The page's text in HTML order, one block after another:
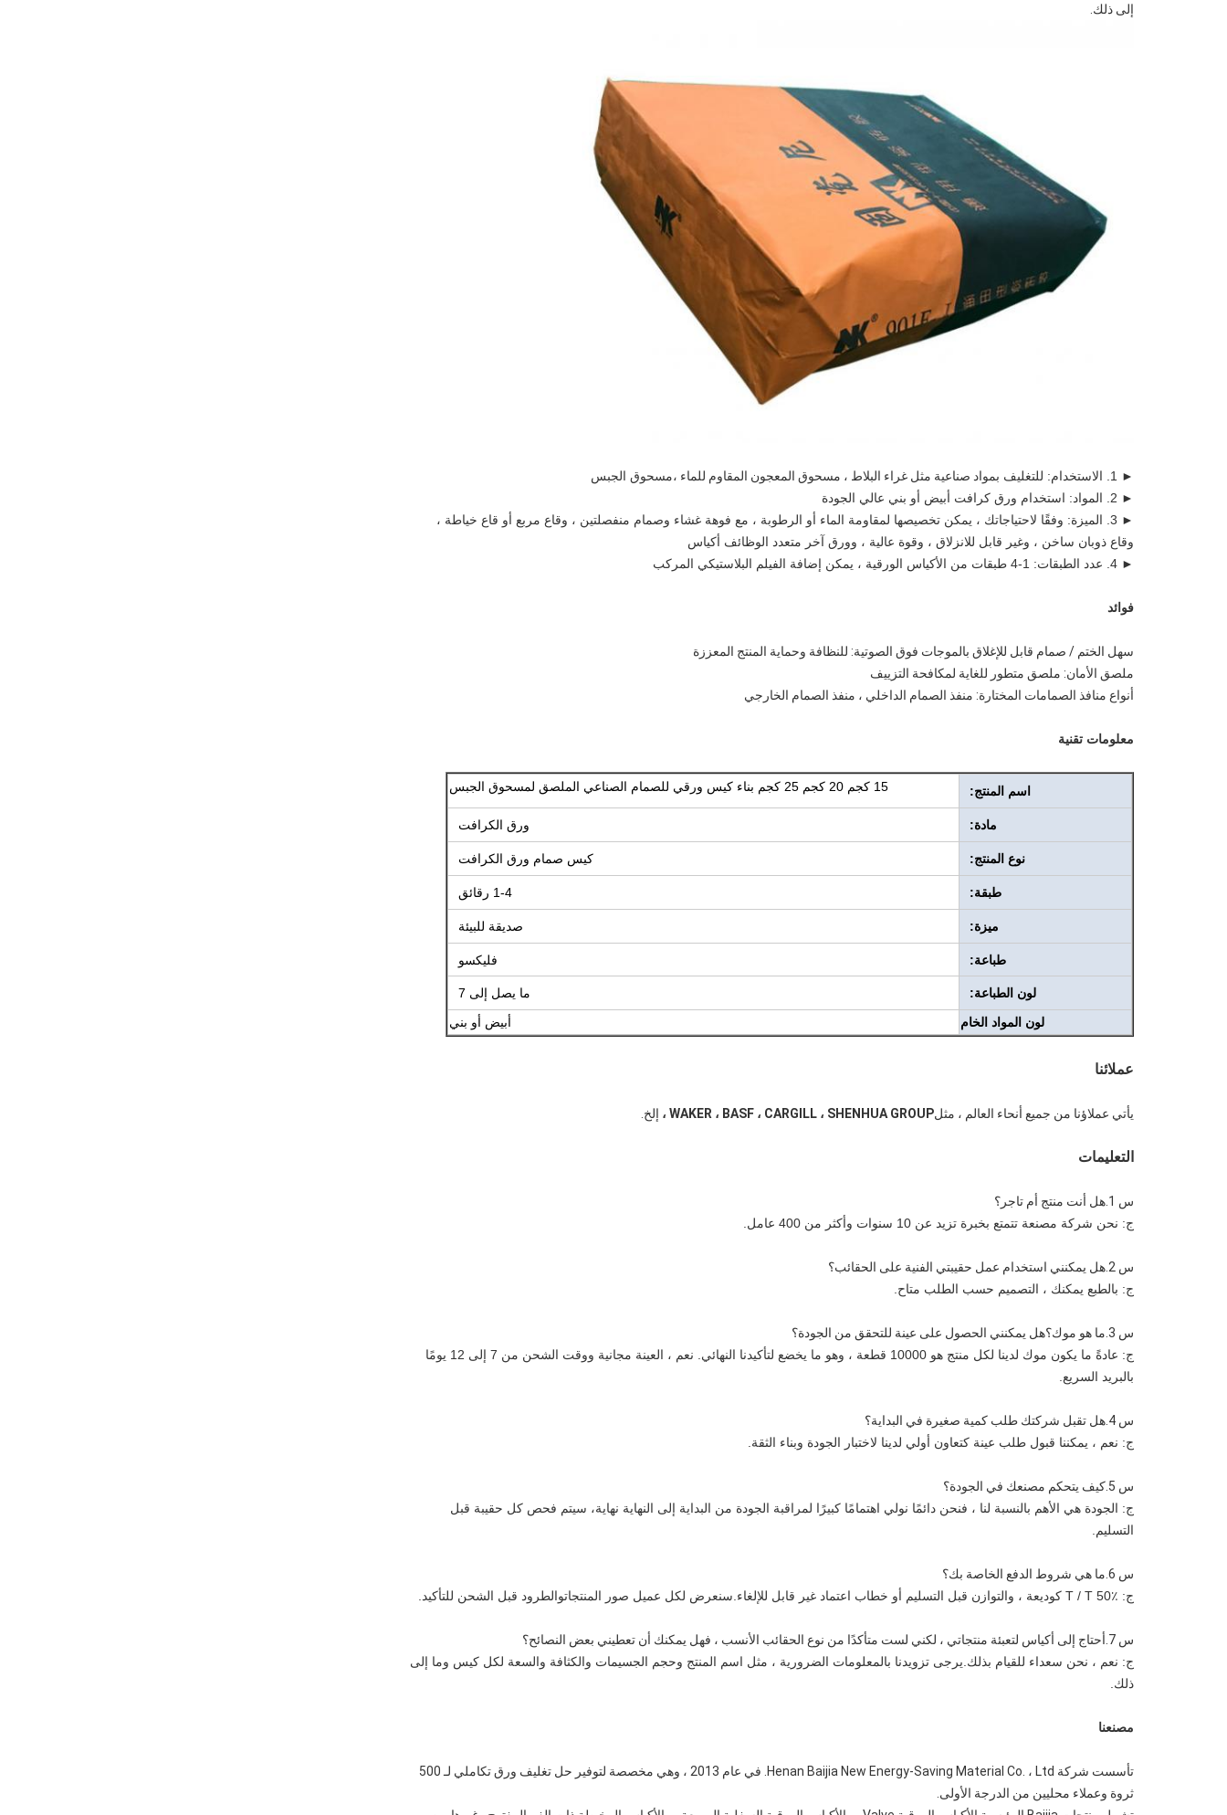
إلى ذلك.
► 1. الاستخدام: للتغليف ب مواد صناعية مثل غراء البلاط ، مسحوق المعجون المقاوم للماء ،مسحوق الجبس
► 2. المواد: استخدام ورق كرافت أبيض أو بني عالي الجودة
► 3. الميزة: وفقًا لاحتياجاتك ، يمكن تخصيصها لمقاومة الماء أو الرطوبة ، مع فوهة غشاء وصمام منفصلتين ، وقاع مربع أو قاع خياطة ،
وقاع ذوبان ساخن ، وغير قابل للانزلاق ، وقوة عالية ، وورق آخر متعدد الوظائف أكياس
► 4. عدد الطبقات: 1-4 طبقات من الأكياس الورقية ، يمكن إضافة الفيلم البلاستيكي المركب
فوائد
سهل الختم / صمام قابل للإغلاق بالموجات فوق الصوتية: للنظافة وحماية المنتج المعززة
ملصق الأمان: ملصق متطور للغاية لمكافحة التزييف
أنواع منافذ الصمامات المختارة: منفذ الصمام الداخلي ، منفذ الصمام الخارجي
معلومات تقنية
اسم المنتج: 15 كجم 20 كجم 25 كجم بناء كيس ورقي للصمام الصناعي الملصق لمسحوق الجبس
مادة: ورق الكرافت
نوع المنتج: كيس صمام ورق الكرافت
طبقة: 1-4 رقائق
ميزة: صديقة للبيئة
طباعة: فليكسو
لون الطباعة:
ما يصل إلى 7
لون المواد الخام
أبيض أو بني
عملائنا
يأتي عملاؤنا من جميع أنحاء العالم ، مثلWAKER ، BASF ، CARGILL ، SHENHUA GROUP ، إلخ.
التعليمات
س 1.هل أنت منتج أم تاجر؟
ج: نحن شركة مصنعة تتمتع بخبرة تزيد عن 10 سنوات وأكثر من 400 عامل.
س 2.هل يمكنني استخدام عمل حقيبتي الفنية على الحقائب؟
ج: بالطبع يمكنك ، التصميم حسب الطلب متاح.
س 3.ما هو موك؟هل يمكنني الحصول على عينة للتحقق من الجودة؟
ج: عادةً ما يكون موك لدينا لكل منتج هو 10000 قطعة ، وهو ما يخضع لتأكيدنا النهائي.
بالبريد السريع.
س 4.هل تقبل شركتك طلب كمية صغيرة في البداية؟
ج: نعم ، يمكننا قبول طلب عينة كتعاون أولي لدينا لاختبار الجودة وبناء الثقة.
س 5.كيف يتحكم مصنعك في الجودة؟
ج: الجودة هي الأهم بالنسبة لنا ، فنحن دائمًا نولي اهتمامًا كبيرًا لمراقبة الجودة من البداية إلى النهاية نهاية،
التسليم.
س 6.ما هي شروط الدفع الخاصة بك؟
ج: T / T 50٪ كوديعة ، والتوازن قبل التسليم أو خطاب اعتماد غير قابل للإلغاء.سنعرض لكل عميل صور المنتجات
والطرود قبل الشحن للتأكيد.
س 7.أحتاج إلى أكياس لتعبئة منتجاتي ، لكني لست متأكدًا من نوع الحقائب الأنسب ، فهل يمكنك أن تعطيني بعض النصائح؟
ذلك.
مصنعنا
تأسست شركة Henan Baijia New Energy-Saving Material Co. ، Ltd. في عام 2013 ، وهي مخصصة لتوفير حل تغليف ورق تكاملي لـ 500
ثروة وعملاء محليين من الدرجة الأولى.